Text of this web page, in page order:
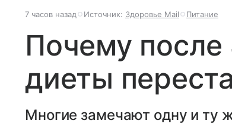
7 часов назад Источник: Здоровье Mail Питание
Почему
диеты
Многие замечают одну и ту